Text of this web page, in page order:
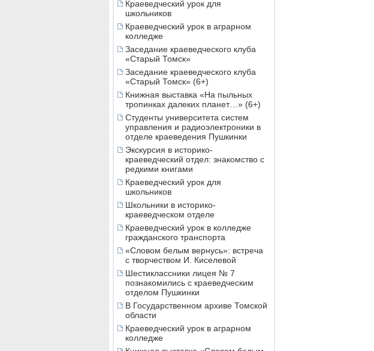
Краеведческий урок для
школьников
Краеведческий урок в аграрном
колледже
Заседание краеведческого клуба
«Старый Томск»
Заседание краеведческого клуба
«Старый Томск» (6+)
Книжная выставка «На пыльных
тропинках далеких планет…» (6+)
Студенты университета систем
управления и радиоэлектроники в
отделе краеведения Пушкинки
Экскурсия в историко-
краеведческий отдел: знакомство с
редкими книгами
Краеведческий урок для
школьников
Школьники в историко-
краеведческом отделе
Краеведческий урок в колледже
гражданского транспорта
«Словом белым вернусь»: встреча
с творчеством И. Киселевой
Шестиклассники лицея № 7
познакомились с краеведческим
отделом Пушкинки
В Государственном архиве Томской
области
Краеведческий урок в аграрном
колледже